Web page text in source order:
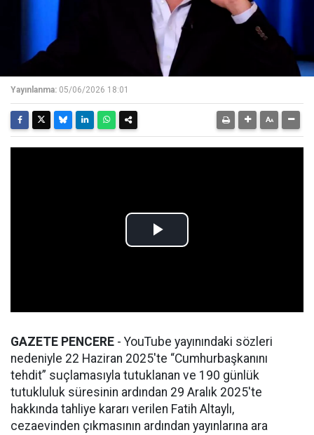
Yayınlanma: 05/06/2026 18:01
GAZETE PENCERE - YouTube yayınındaki sözleri
nedeniyle 22 Haziran 2025'te “Cumhurbaşkanını
tehdit” suçlamasıyla tutuklanan ve 190 günlük
tutukluluk süresinin ardından 29 Aralık 2025'te
hakkında tahliye kararı verilen Fatih Altaylı,
cezaevinden çıkmasının ardından yayınlarına ara